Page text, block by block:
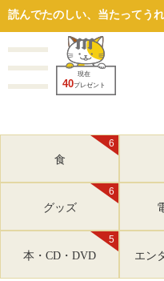
読んでたのしい、当たってうれ
現在
40プレゼント
6
食
6
グッズ
5
本・CD・DVD エン